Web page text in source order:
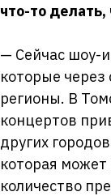
что-то
— Сейчас шоу-
которые
регионы. В
концертов
других
которая
количество